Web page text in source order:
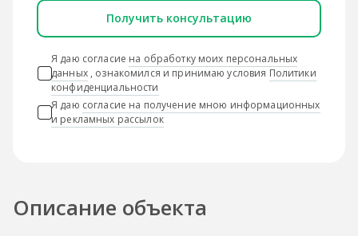
Получить консультацию
Я даю согласие на обработку моих персональных
данных, ознакомился и принимаю условия Политики
конфиденциальности
Я даю согласие на получение мною информационных
и рекламных рассылок
Описание объекта